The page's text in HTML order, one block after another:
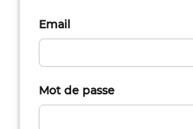
Email
Mot de passe